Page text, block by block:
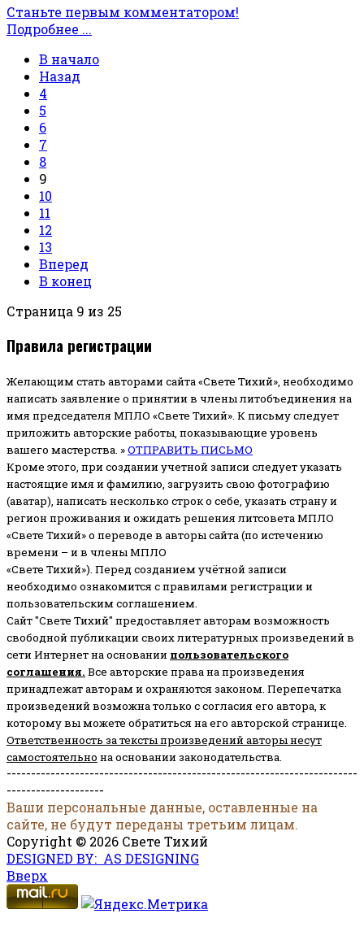
Станьте первым комментатором!
Подробнее ...
В начало
Назад
4
5
6
7
8
9
10
11
12
13
Вперед
В конец
Страница 9 из 25
Правила регистрации
Желающим стать авторами сайта «Свете Тихий», необходимо
написать заявление о принятии в члены литобъединения на
имя председателя МПЛО «Свете Тихий». К письму следует
приложить авторские работы, показывающие уровень
вашего мастерства. »ОТПРАВИТЬ ПИСЬМО
Кроме этого, при создании учетной записи следует указать
настоящие имя и фамилию, загрузить свою фотографию
(аватар), написать несколько строк о себе, указать страну и
регион проживания и ожидать решения литсовета МПЛО
«Свете Тихий» о переводе в авторы сайта (по истечению
времени – и в члены МПЛО
«Свете Тихий»). Перед созданием учётной записи
необходимо ознакомится с правилами регистрации и
пользовательским соглашением.
Сайт "Свете Тихий" предоставляет авторам возможность
свободной публикации своих литературных произведений в
сети Интернет на основании пользовательского
соглашения. Все авторские права на произведения
принадлежат авторам и охраняются законом. Перепечатка
произведений возможна только с согласия его автора, к
которому вы можете обратиться на его авторской странице.
Ответственность за тексты произведений авторы несут
самостоятельно на основании законодательства.
------------------------------------------------------------------------
--------------------
Ваши персональные данные, оставленные на
сайте, не будут переданы третьим лицам.
Copyright © 2026 Свете Тихий
DESIGNED BY: AS DESIGNING
Вверх